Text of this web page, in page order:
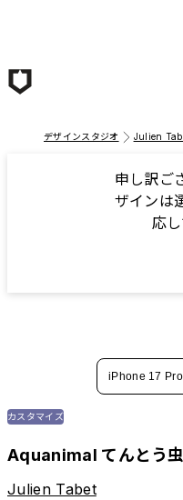
デザインスタジオ Julien
申し訳ご
ザインは
応し
iPhone 17 Pro
カスタマイズ
Aquanimal てんとう虫
Julien Tabet